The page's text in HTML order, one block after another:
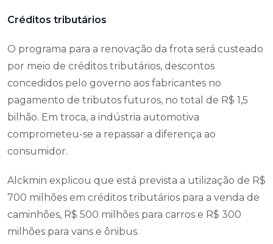
Créditos tributários
O programa para a renovação da frota será custeado
por meio de créditos tributários, descontos
concedidos pelo governo aos fabricantes no
pagamento de tributos futuros, no total de R$ 1,5
bilhão. Em troca, a indústria automotiva
comprometeu-se a repassar a diferença ao
consumidor.
Alckmin explicou que está prevista a utilização de R$
700 milhões em créditos tributários para a venda de
caminhões, R$ 500 milhões para carros e R$ 300
milhões para vans e ônibus.